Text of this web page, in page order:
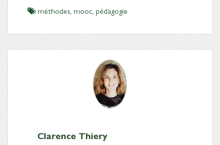
méthodes, mooc, pédagogie
Clarence Thiery